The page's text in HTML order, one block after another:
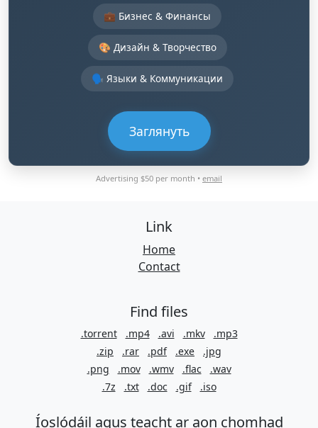
💼 Бизнес & Финансы
🎨 Дизайн & Творчество
🗣️ Языки & Коммуникации
Заглянуть
Advertising $50 per month • email
Link
Home
Contact
Find files
.torrent .mp4 .avi .mkv
.mp3
.zip
.rar .pdf .exe
.jpg
.png
.mov .wmv .flac
.wav
.7z
.txt .doc .gif .iso
Íoslódáil agus teacht ar aon chomhad